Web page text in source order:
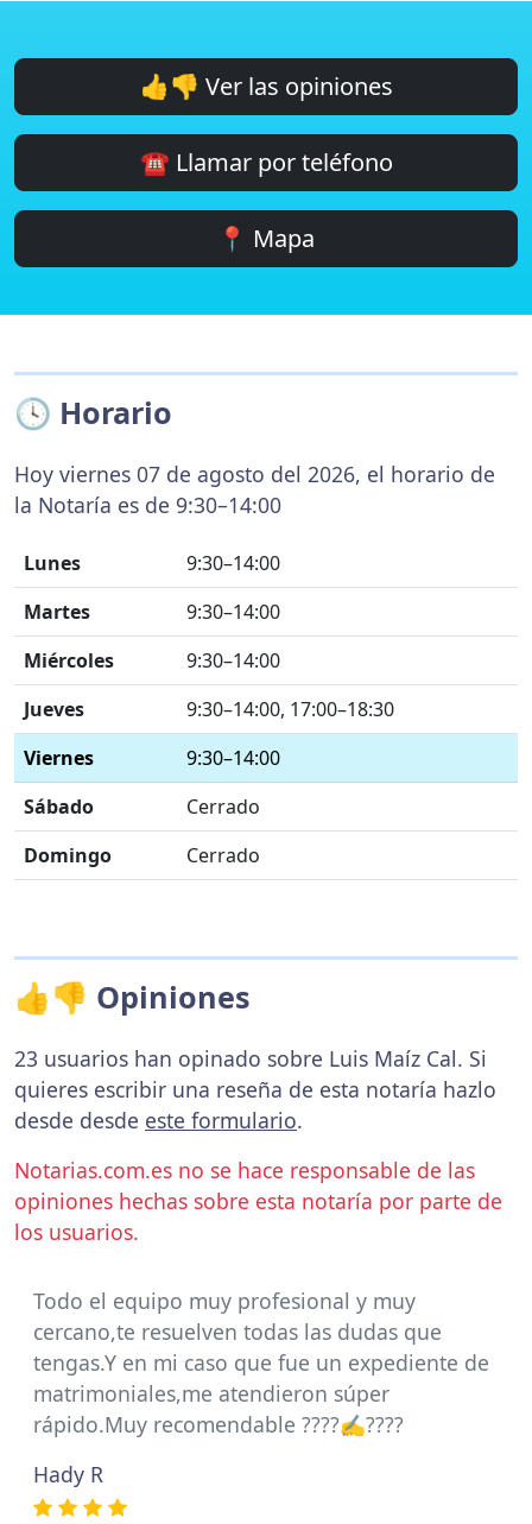
👍👎 Ver las opiniones
☎️ Llamar por teléfono
📍 Mapa
🕓 Horario
Hoy viernes 07 de agosto del 2026, el horario de
la Notaría es de 9:30–14:00
Lunes
9:30–14:00
Martes
9:30–14:00
Miércoles
9:30–14:00
Jueves
9:30–14:00, 17:00–18:30
Viernes
9:30–14:00
Sábado
Cerrado
Domingo
Cerrado
👍👎 Opiniones
23 usuarios han opinado sobre Luis Maíz Cal. Si
quieres escribir una reseña de esta notaría hazlo
desde desde este formulario.
Notarias.com.es no se hace responsable de las
opiniones hechas sobre esta notaría por parte de
los usuarios.
Todo el equipo muy profesional y muy
cercano,te resuelven todas las dudas que
tengas.Y en mi caso que fue un expediente de
matrimoniales,me atendieron súper
rápido.Muy recomendable ????✍️????
Hady R